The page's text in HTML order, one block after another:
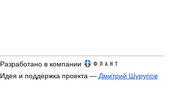
Разработано в компании
Идея и поддержка проекта — Дмитрий Шурупов